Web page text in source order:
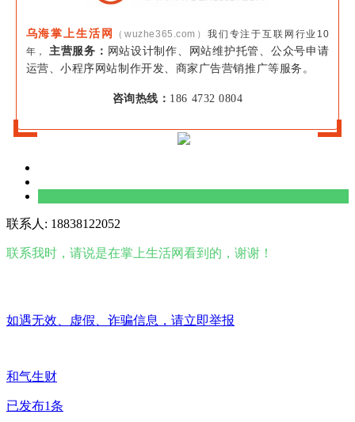
乌海掌上生活网 （wuzhe365.com） 我们专注于互联网行业10
年， 主营服务： 网站设计制作、网站维护托管、公众号申请
运营、小程序网站制作开发、商家广告营销推广等服务。
咨询热线： 186 4732 0804
联系人: 18838122052
联系我时，请说是在掌上生活网看到的，谢谢！
如遇无效、虚假、诈骗信息，请立即举报
和气生财
已发布1条